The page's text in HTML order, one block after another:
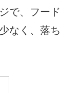
で、フード
なく、落ち